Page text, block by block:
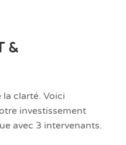
&
clarté. Voici
investissement
avec 3 intervenants.